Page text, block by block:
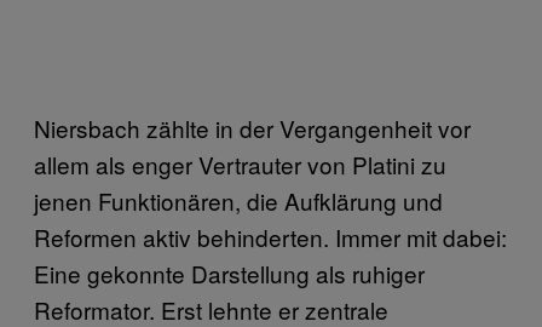
Niersbach zählte in der Vergangenheit vor
allem als enger Vertrauter von Platini zu
jenen Funktionären, die Aufklärung und
Reformen aktiv behinderten. Immer mit dabei:
Eine gekonnte Darstellung als ruhiger
Reformator. Erst lehnte er zentrale